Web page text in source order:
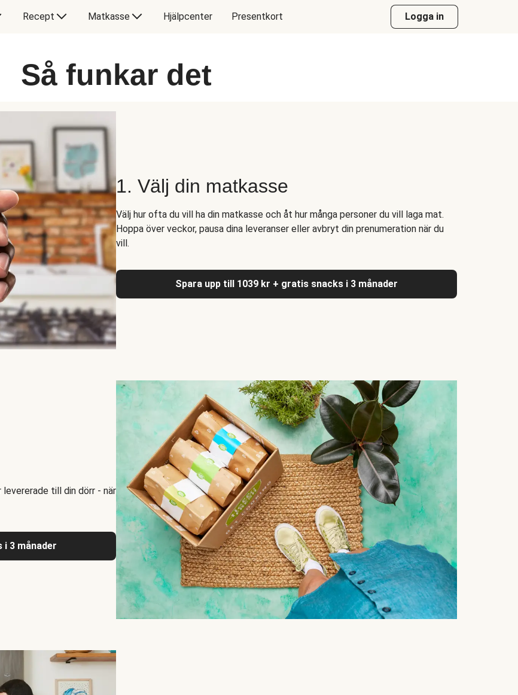
Recept Matkasse Hjälpcenter Presentkort Logga in
Så funkar det
1. Välj din matkasse
Välj hur ofta du vill ha din matkasse och åt hur många personer du vill laga mat.
Hoppa över veckor, pausa dina leveranser eller avbryt din prenumeration när du
vill.
Spara upp till 1039 kr + gratis snacks i 3 månader
levererade till din dörr - när
i 3 månader